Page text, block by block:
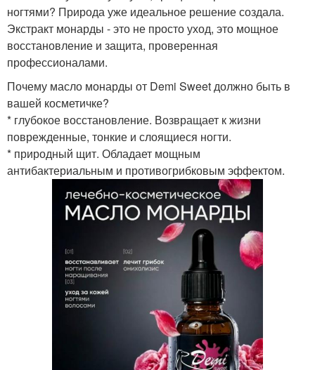
ногтями? Природа уже идеальное решение создала.
Экстракт монарды - это не просто уход, это мощное
восстановление и защита, проверенная
профессионалами.
Почему масло монарды от Demi Sweet должно быть в
вашей косметичке?
* глубокое восстановление. Возвращает к жизни
поврежденные, тонкие и слоящиеся ногти.
* природный щит. Обладает мощным
антибактериальным и противогрибковым эффектом.